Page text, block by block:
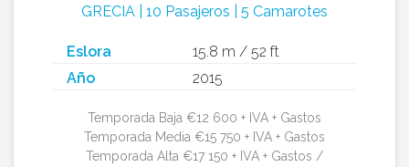
GRECIA | 10 Pasajeros | 5 Camarotes
Eslora
15.8 m / 52 ft
Año
2015
Temporada Baja €12 600 + IVA + Gastos
Temporada Media €15 750 + IVA + Gastos
Temporada Alta €17 150 + IVA + Gastos /